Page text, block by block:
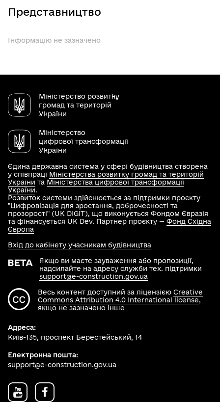
Представництво
Інформацію не зазначено
Міністерство розвитку
громад та територій
України
Міністерство
цифрової трансформації
України
Єдина державна система у сфері будівництва створена
у співпраці Міністерства розвитку громад та територій
України та Міністерства цифрової трансформації
України.
Розвиток системи здійснюється за підтримки проєкту
"Цифровізація для зростання, доброчесності та
прозорості" (UK DIGIT), що виконується Фондом Євразія
та фінансується UK Dev. Партнер проєкту — Фонд Східна
Європа
Якщо ви маєте зауваження або пропозиції,
надсилайте на адресу служби тех. підтримки
support@e-construction.gov.ua
Весь контент доступний за ліцензією Creative
Commons Attribution 4.0 International license,
якщо не зазначено інше
Вхід до кабінету учасникам будівництва
Адреса:
Київ-135, проспект Берестейський, 14
Електронна пошта:
support@e-construction.gov.ua